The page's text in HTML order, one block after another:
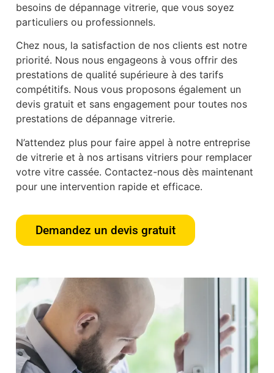
besoins de dépannage vitrerie, que vous soyez
particuliers ou professionnels.
Chez nous, la satisfaction de nos clients est notre
priorité. Nous nous engageons à vous offrir des
prestations de qualité supérieure à des tarifs
compétitifs. Nous vous proposons également un
devis gratuit et sans engagement pour toutes nos
prestations de dépannage vitrerie.
N’attendez plus pour faire appel à notre entreprise
de vitrerie et à nos artisans vitriers pour remplacer
votre vitre cassée. Contactez-nous dès maintenant
pour une intervention rapide et efficace.
Demandez un devis gratuit